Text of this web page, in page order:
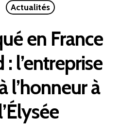
Actualités
en France
: l’entreprise
l’honneur à